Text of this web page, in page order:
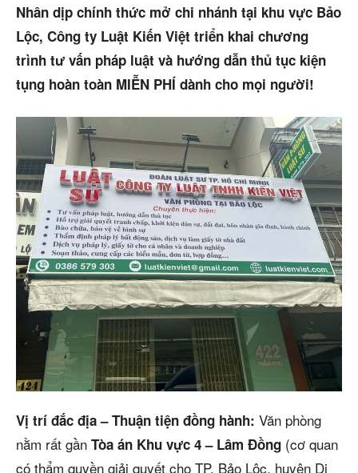
Nhân dịp chính thức mở chi nhánh tại khu vực Bảo
Lộc, Công ty Luật Kiến Việt triển khai chương
trình tư vấn pháp luật và hướng dẫn thủ tục kiện
tụng hoàn toàn MIỄN PHÍ dành cho mọi người!
Vị trí đắc địa – Thuận tiện đồng hành: Văn phòng
nằm rất gần Tòa án Khu vực 4 – Lâm Đồng (cơ quan
có thẩm quyền giải quyết cho TP. Bảo Lộc, huyện Di